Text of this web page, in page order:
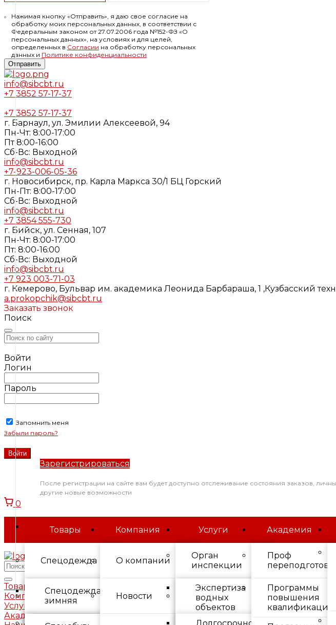
Нажимая кнопку «Отправить», я даю свое согласие на
обработку моих персональных данных, в соответствии с
Федеральным законом от 27.07.2006 года №152-ФЗ «О
персональных данных», на условиях и для целей,
определенных в Согласии на обработку персональных
данных и Политике конфиденциальности
Отправить
info@sibcbt.ru
+7 3852 57-17-37
+7 3852 57-17-37
г. Барнаул, ул. Эмилии Алексеевой, 94
Пн-Чт: 8:00-17:00
Пт 8:00-16:00
Cб-Вс: Выходной
info@sibcbt.ru
+7-923-006-05-36
г. Новосибирск, пр. Карла Маркса 30/1 БЦ Горский
Пн-Пт: 8:00-17:00
Cб-Вс: Выходной
info@sibcbt.ru
+7 3854 555-730
г. Бийск, ул. Сенная, 107
Пн-Чт: 8:00-17:00
Пт: 8:00-16:00
Cб-Вс: Выходной
info@sibcbt.ru
+7 923 003-71-03
г. Кемерово, Бульвар им. академика Леонида Барбараша, 1 ,Кузбасский
a.prokopchik@sibcbt.ru
Заказать звонок
Поиск
Войти
Логин
Пароль
Запомнить меня
Забыли пароль?
Зарегистрироваться
После регистрации на сайте вам будет доступно отслеживание состояния заказов,
другие новые возможности
0
Товары
Спецодежда
Спецодежда
зимняя
Спецобувь
Компания
О компании
Новости
Услуги
Орган
инспекции
Экспертиза
водных
объектов
Охрана труда
Академия
Проф
переподготовка
Программы
повышения
квалификации
Товары
Компания
Услуги
Академия